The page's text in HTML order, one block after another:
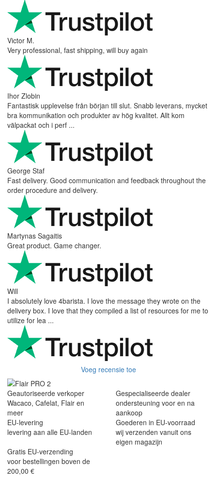
Victor M.
Very professional, fast shipping, will buy again
Ihor Zlobin
Fantastisk upplevelse från början till slut. Snabb leverans, mycket
bra kommunikation och produkter av hög kvalitet. Allt kom
välpackat och i perf ...
George Staf
Fast delivery. Good communication and feedback throughout the
order procedure and delivery.
Martynas Sagaitis
Great product. Game changer.
Will
I absolutely love 4barista. I love the message they wrote on the
delivery box. I love that they compiled a list of resources for me to
utilize for lea ...
Voeg recensie toe
Geautoriseerde verkoper
Wacaco, Cafelat, Flair en
meer
Gespecialiseerde dealer
ondersteuning voor en na
aankoop
EU-levering
levering aan alle EU-landen
Goederen in EU-voorraad
wij verzenden vanuit ons
eigen magazijn
Gratis EU-verzending
voor bestellingen boven de
200,00 €